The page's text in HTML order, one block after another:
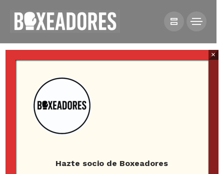
reynosoHazte socio de Boxeadores
×